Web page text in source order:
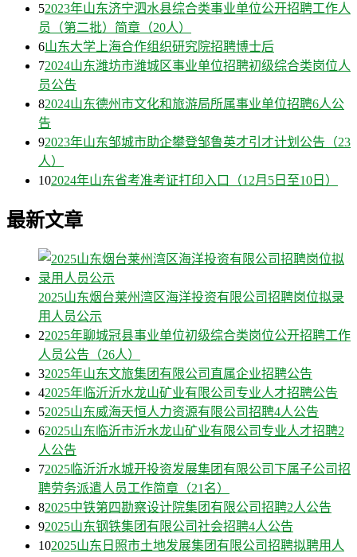
52023年山东济宁泗水县综合类事业单位公开招聘工作人
员（第二批）简章（20人）
6山东大学上海合作组织研究院招聘博士后
72024山东潍坊市潍城区事业单位招聘初级综合类岗位人
员公告
82024山东德州市文化和旅游局所属事业单位招聘6人公
告
92023年山东邹城市助企攀登邹鲁英才引才计划公告（23
人）
102024年山东省考准考证打印入口（12月5日至10日）
最新文章
2025山东烟台莱州湾区海洋投资有限公司招聘岗位拟录
用人员公示
22025年聊城冠县事业单位初级综合类岗位公开招聘工作
人员公告（26人）
32025年山东文旅集团有限公司直属企业招聘公告
42025年临沂沂水龙山矿业有限公司专业人才招聘公告
52025山东威海天恒人力资源有限公司招聘4人公告
62025山东临沂市沂水龙山矿业有限公司专业人才招聘2
人公告
72025临沂沂水城开投资发展集团有限公司下属子公司招
聘劳务派遣人员工作简章（21名）
82025中铁第四勘察设计院集团有限公司招聘2人公告
92025山东钢铁集团有限公司社会招聘4人公告
102025山东日照市土地发展集团有限公司招聘拟聘用人